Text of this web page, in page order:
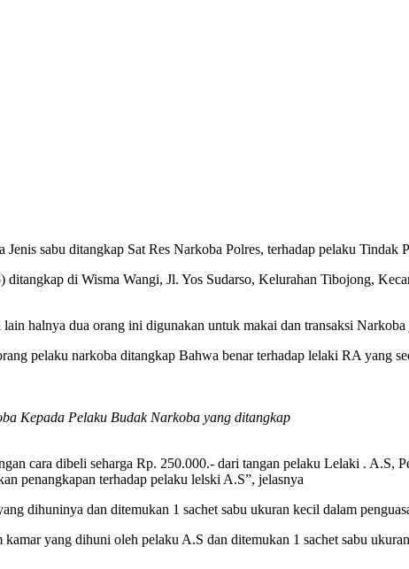
sabu ditangkap Sat Res Narkoba Polres, terhadap pelaku
di Wisma Wangi, Jl. Yos Sudarso, Kelurahan Tibojong,
halnya dua orang ini digunakan untuk makai dan transaksi
pelaku narkoba ditangkap Bahwa benar terhadap lelaki RA yang
Kepada Pelaku Budak Narkoba yang ditangkap
cara dibeli seharga Rp. 250.000.- dari tangan pelaku Lelaki . A.S,
penangkapan terhadap pelaku lelski A.S”, jelasnya
dihuninya dan ditemukan 1 sachet sabu ukuran kecil dalam
yang dihuni oleh pelaku A.S dan ditemukan 1 sachet sabu